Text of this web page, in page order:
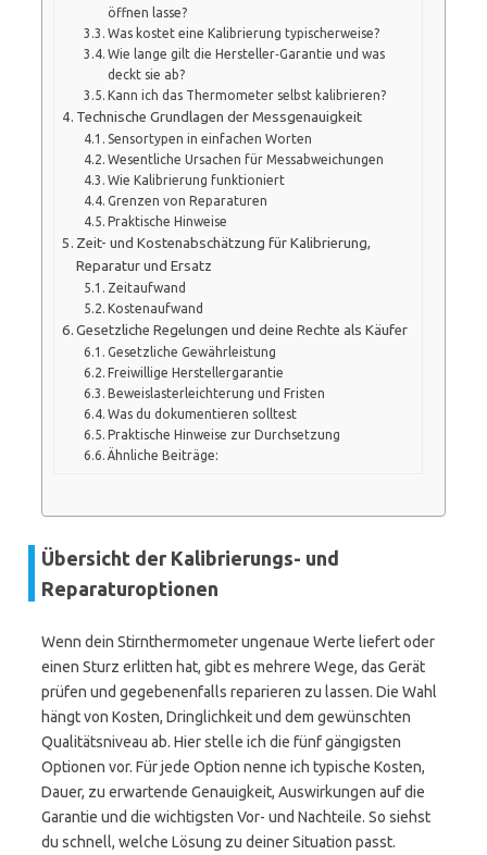
öffnen lasse?
Was kostet eine Kalibrierung typischerweise?
Wie lange gilt die Hersteller‑Garantie und was
deckt sie ab?
Kann ich das Thermometer selbst kalibrieren?
Technische Grundlagen der Messgenauigkeit
Sensortypen in einfachen Worten
Wesentliche Ursachen für Messabweichungen
Wie Kalibrierung funktioniert
Grenzen von Reparaturen
Praktische Hinweise
Zeit- und Kostenabschätzung für Kalibrierung,
Reparatur und Ersatz
Zeitaufwand
Kostenaufwand
Gesetzliche Regelungen und deine Rechte als Käufer
Gesetzliche Gewährleistung
Freiwillige Herstellergarantie
Beweislasterleichterung und Fristen
Was du dokumentieren solltest
Praktische Hinweise zur Durchsetzung
Ähnliche Beiträge:
Übersicht der Kalibrierungs- und
Reparaturoptionen
Wenn dein Stirnthermometer ungenaue Werte liefert oder
einen Sturz erlitten hat, gibt es mehrere Wege, das Gerät
prüfen und gegebenenfalls reparieren zu lassen. Die Wahl
hängt von Kosten, Dringlichkeit und dem gewünschten
Qualitätsniveau ab. Hier stelle ich die fünf gängigsten
Optionen vor. Für jede Option nenne ich typische Kosten,
Dauer, zu erwartende Genauigkeit, Auswirkungen auf die
Garantie und die wichtigsten Vor- und Nachteile. So siehst
du schnell, welche Lösung zu deiner Situation passt.